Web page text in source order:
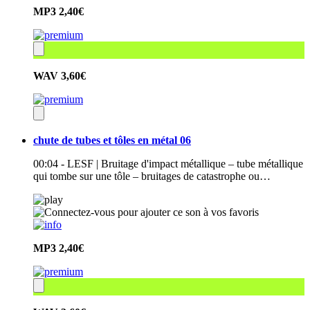
MP3 2,40€
WAV 3,60€
chute de tubes et tôles en métal 06
00:04 - LESF | Bruitage d'impact métallique – tube métallique
qui tombe sur une tôle – bruitages de catastrophe ou…
MP3 2,40€